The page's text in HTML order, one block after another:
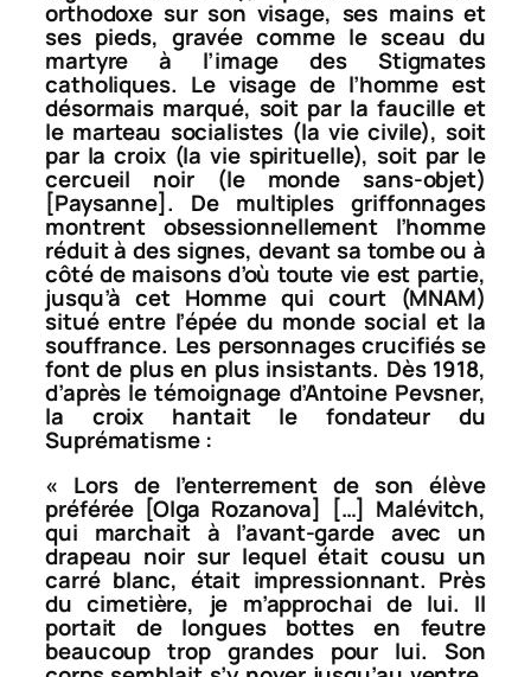
orthodoxe sur son visage, ses mains et
ses pieds, gravée comme le sceau du
martyre à l’image des Stigmates
catholiques. Le visage de l’homme est
désormais marqué, soit par la faucille et
le marteau socialistes (la vie civile), soit
par la croix (la vie spirituelle), soit par le
cercueil noir (le monde sans-objet)
[Paysanne]. De multiples griffonnages
montrent obsessionnellement l’homme
réduit à des signes, devant sa tombe ou à
côté de maisons d’où toute vie est partie,
jusqu’à cet Homme qui court(MNAM)
situé entre l’épée du monde social et la
souffrance. Les personnages crucifiés se
font de plus en plus insistants. Dès 1918,
d’après le témoignage d’Antoine Pevsner,
la croix hantait le fondateur du
Suprématisme :
« Lors de l’enterrement de son élève
préférée [Olga Rozanova] […] Malévitch,
qui marchait à l’avant-garde avec un
drapeau noir sur lequel était cousu un
carré blanc, était impressionnant. Près
du cimetière, je m’approchai de lui. Il
portait de longues bottes en feutre
beaucoup trop grandes pour lui. Son